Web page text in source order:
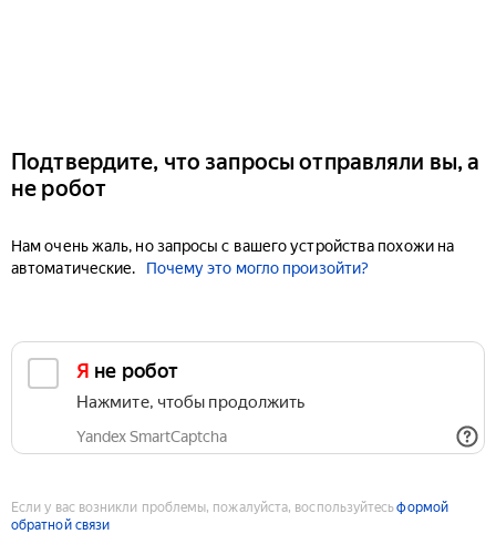
Подтвердите, что запросы отправляли вы, а
не робот
Нам очень жаль, но запросы с вашего устройства похожи на
автоматические.
Почему это могло произойти?
Я не робот
Нажмите, чтобы продолжить
Yandex SmartCaptcha
Если у вас возникли проблемы, пожалуйста, воспользуйтесьформой
обратной связи